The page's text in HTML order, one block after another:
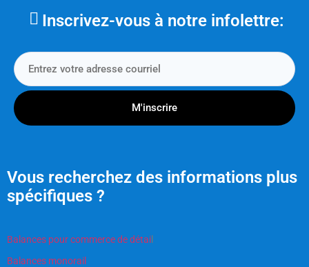
Inscrivez-vous à notre infolettre:
M'inscrire
Vous recherchez des informations plus
spécifiques ?
Balances pour commerce de détai
Balances monorail